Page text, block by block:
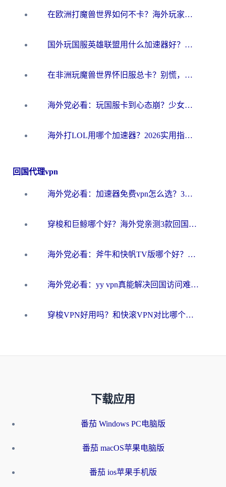
在欧洲打魔兽世界如何不卡？海外玩家的国服游戏加速终极攻略
国外玩国服英雄联盟用什么加速器好？海外党亲测有效的国服游戏加速指南
在非洲玩魔兽世界怀旧服总卡？别慌，这份指南帮你丝滑开荒
海外党必看：玩国服卡到心态崩？少女前线云图计划加速器免费推荐+碧蓝航线足球世界流畅攻略
海外打LOL用哪个加速器？2026实用指南：从延迟到设备适配，一篇解决你的国服游戏痛点
回国代理vpn
海外党必看：加速器免费vpn怎么选？3步教你无缝访问国内资源
穿梭和巨鲸哪个好？海外党亲测3款回国加速器，教你避开90%的坑
海外党必看：斧牛和快帆TV版哪个好？3分钟选对回国加速器，无缝刷B站、追热剧
海外党必看：yy vpn真能解决回国访问难题？附云极initap测评+免费方案对比
穿梭VPN好用吗？和快滚VPN对比哪个回国效果更好？海外党选回国加速器必看指南
下载应用
番茄 Windows PC电脑版
番茄 macOS苹果电脑版
番茄 ios苹果手机版